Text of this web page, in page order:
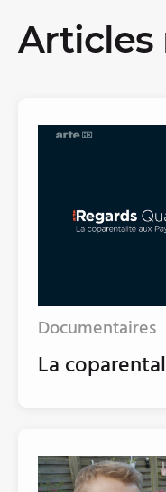
Articles
Documentaires
La